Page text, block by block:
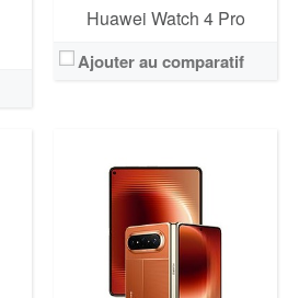
Huawei Watch 4 Pro
Ajouter au comparatif